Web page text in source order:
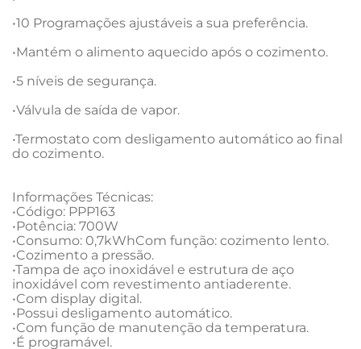
•10 Programações ajustáveis a sua preferência.
•Mantém o alimento aquecido após o cozimento.
•5 níveis de segurança.
•Válvula de saída de vapor.
•Termostato com desligamento automático ao final
do cozimento.
Informações Técnicas:
•Código: PPP163
•Potência: 700W
•Consumo: 0,7kWhCom função: cozimento lento.
•Cozimento a pressão.
•Tampa de aço inoxidável e estrutura de aço
inoxidável com revestimento antiaderente.
•Com display digital.
•Possui desligamento automático.
•Com função de manutenção da temperatura.
•É programável.